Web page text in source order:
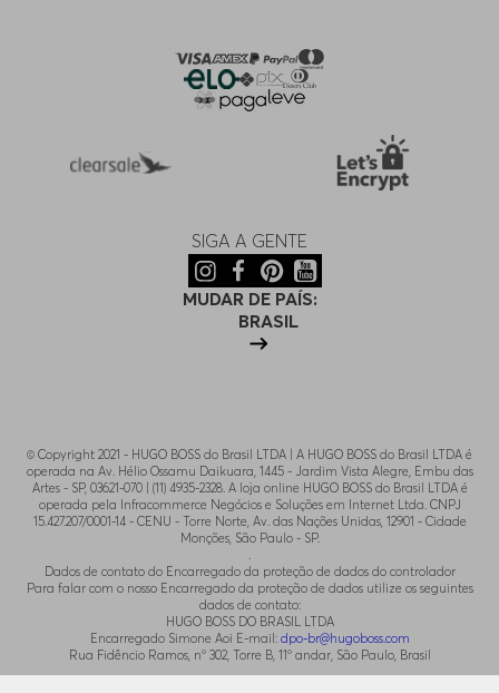
SIGA A GENTE
MUDAR DE PAÍS:
BRASIL
© Copyright 2021 - HUGO BOSS do Brasil LTDA | A HUGO BOSS do Brasil LTDA é
operada na Av. Hélio Ossamu Daikuara, 1445 - Jardim Vista Alegre, Embu das
Artes - SP, 03621-070 | (11) 4935-2328. A loja online HUGO BOSS do Brasil LTDA é
operada pela Infracommerce Negócios e Soluções em Internet Ltda. CNPJ
15.427.207/0001-14 - CENU - Torre Norte, Av. das Nações Unidas, 12901 - Cidade
Monções, São Paulo - SP.
.
Dados de contato do Encarregado da proteção de dados do controlador
Para falar com o nosso Encarregado da proteção de dados utilize os seguintes
dados de contato:
HUGO BOSS DO BRASIL LTDA
Encarregado Simone Aoi E-mail: dpo-br@hugoboss.com
Rua Fidêncio Ramos, n° 302, Torre B, 11° andar, São Paulo, Brasil